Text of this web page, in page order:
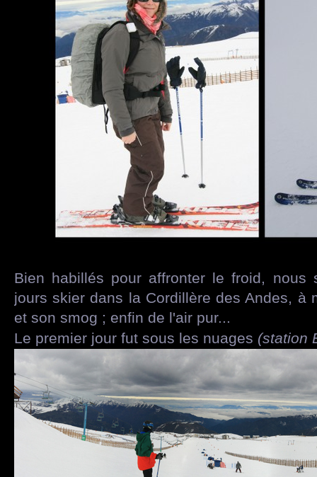
Bien habillés pour affronter le froid, nous
jours skier dans la Cordillère des Andes, à
et son smog ; enfin de l'air pur...
Le premier jour fut sous les nuages (station